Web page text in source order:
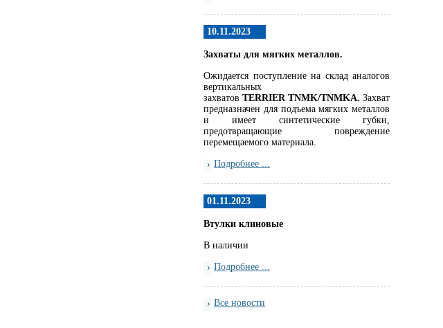
10.11.2023
Захваты для мягких металлов.
Ожидается поступление на склад аналогов
вертикальных
захватов TERRIERTNMK/TNMKA. Захват
предназначен для подъема мягких металлов
и имеет синтетические губки,
предотвращающие повреждение
перемещаемого материала.
Подробнее ...
01.11.2023
Втулки клиновые
В наличии
Подробнее ...
Все новости